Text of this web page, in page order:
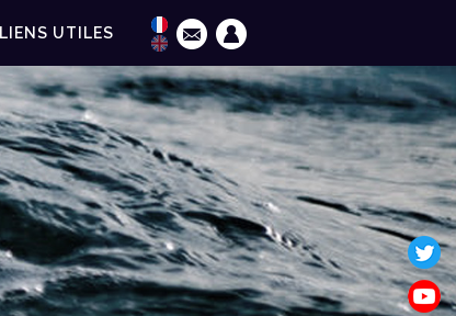
LIENS UTILES